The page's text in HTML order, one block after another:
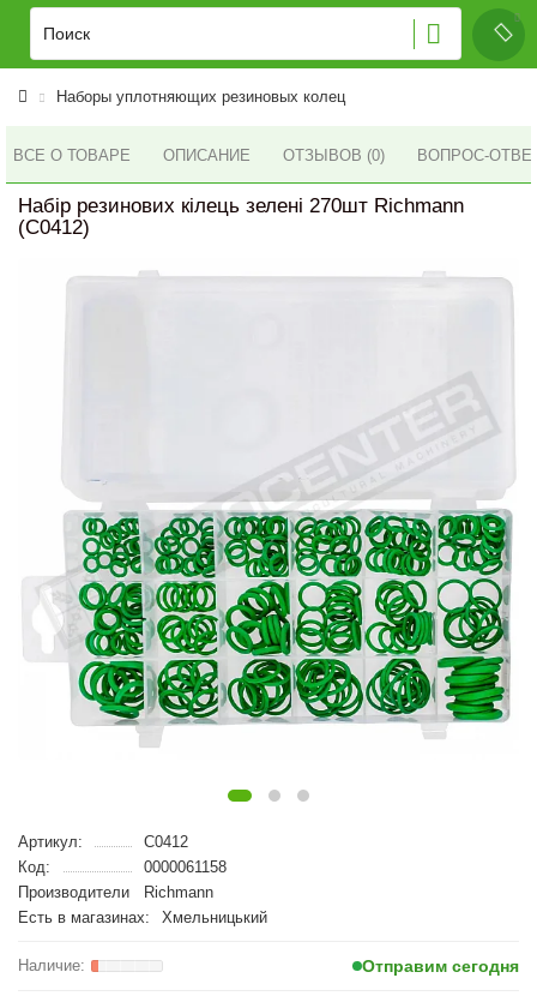
Наборы уплотняющих резиновых колец
ВСЕ О ТОВАРЕ ОПИСАНИЕ ОТЗЫВОВ (0) ВОПРОС-
Набір резинових кілець зелені 270шт Richmann
(C0412)
Артикул:
C0412
Код:
0000061158
Производители
Richmann
Есть в магазинах:
Хмельницький
Отправим сегодня